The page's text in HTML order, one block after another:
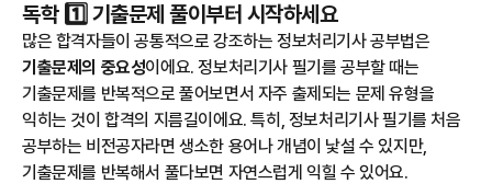
독학 1️⃣ 기출문제 풀이부터 시작하세요
많은 합격자들이 공통적으로 강조하는 정보처리기사 공부법은
기출문제의 중요성이에요. 정보처리기사 필기를 공부할 때는
기출문제를 반복적으로 풀어보면서 자주 출제되는 문제 유형을
익히는 것이 합격의 지름길이에요. 특히, 정보처리기사 필기를 처음
공부하는 비전공자라면 생소한 용어나 개념이 낯설 수 있지만,
기출문제를 반복해서 풀다보면 자연스럽게 익힐 수 있어요.